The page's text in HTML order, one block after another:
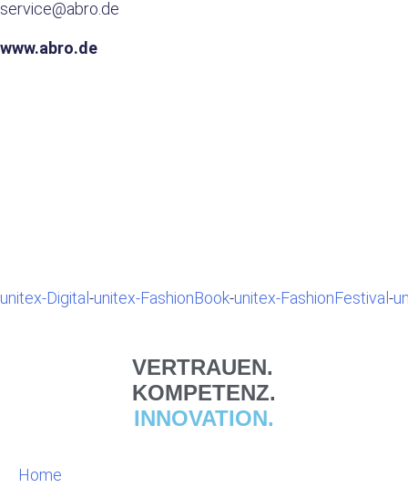
service@abro.de
www.abro.de
unitex-Digital -unitex-FashionBook-unitex-FashionFestival -
VERTRAUEN.
KOMPETENZ.
INNOVATION.
Home